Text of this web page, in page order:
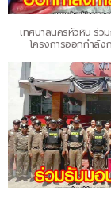
เทศบาลนครหัวหิน ร่ว
โครงการออกกำลัง